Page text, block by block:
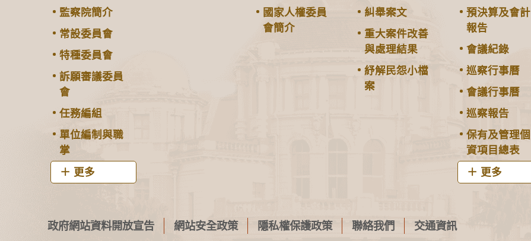
監察院簡介
常設委員會
特種委員會
訴願審議委員
會
任務編組
單位編制與職
掌
更多
國家人權委員
會簡介
糾舉案文
重大案件改善
與處理結果
紓解民怨小檔
案
預決算及會計
報告
會議紀錄
巡察行事曆
會議行事曆
巡察報告
保有及管理個
資項目總表
更多
政府網站資料開放宣告 網站安全政策 隱私權保護政策 聯絡我們 交通資訊